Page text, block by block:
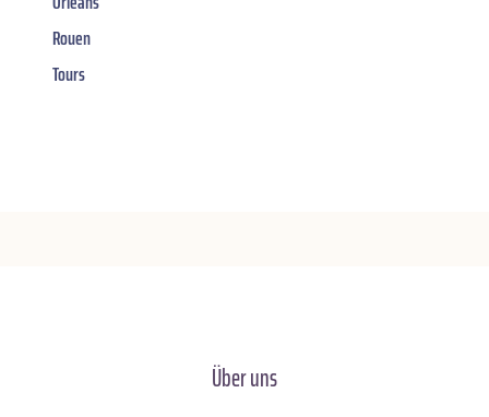
Rouen
Tours
Über uns